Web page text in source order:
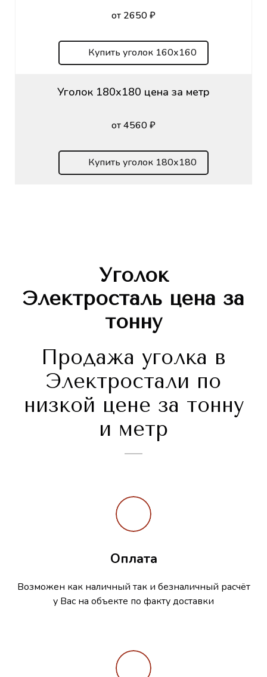
от 2650 ₽
Купить уголок 160х160
Уголок 180х180 цена за метр
от 4560 ₽
Купить уголок 180х180
Уголок
Электросталь цена за
тонну
Продажа уголка в
Электростали по
низкой цене за тонну
и метр
Оплата
Возможен как наличный так и безналичный расчёт
у Вас на объекте по факту доставки